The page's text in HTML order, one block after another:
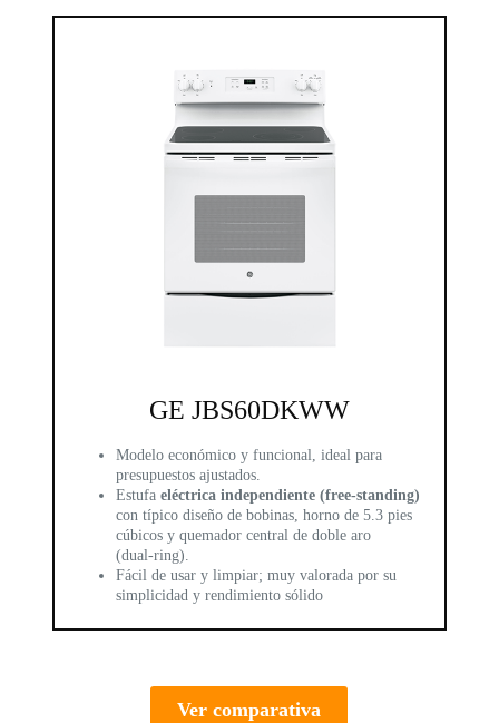
GE JBS60DKWW
Modelo económico y funcional, ideal para
presupuestos ajustados.
Estufa eléctrica independiente (free‑standing)
con típico diseño de bobinas, horno de 5.3 pies
cúbicos y quemador central de doble aro
(dual‑ring).
Fácil de usar y limpiar; muy valorada por su
simplicidad y rendimiento sólido
Ver comparativa